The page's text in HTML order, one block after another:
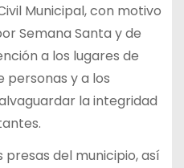
Municipal, con motivo
Semana Santa y de
a los lugares de
y a los
la integridad
presas del municipio, así